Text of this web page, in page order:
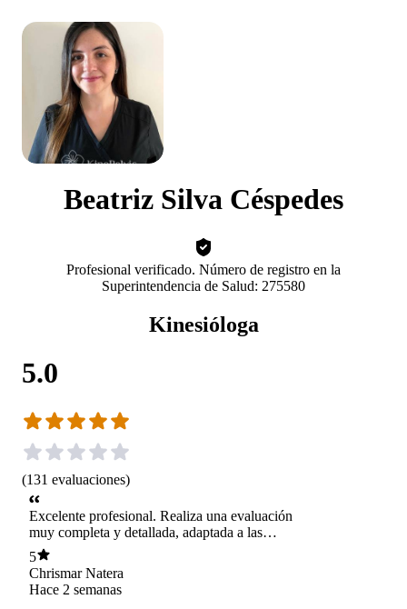
Beatriz Silva Céspedes
Profesional verificado. Número de registro en la
Superintendencia de Salud: 275580
Kinesióloga
5.0
(131 evaluaciones)
Excelente profesional. Realiza una evaluación
muy completa y detallada, adaptada a las
necesidades de cada tratamiento de kinesiología.
Me encantó su trato, ya que fue muy cercana,
amable y profesional en todo momento. La
recomiendo al 100%.
5
Chrismar Natera
Hace 2 semanas